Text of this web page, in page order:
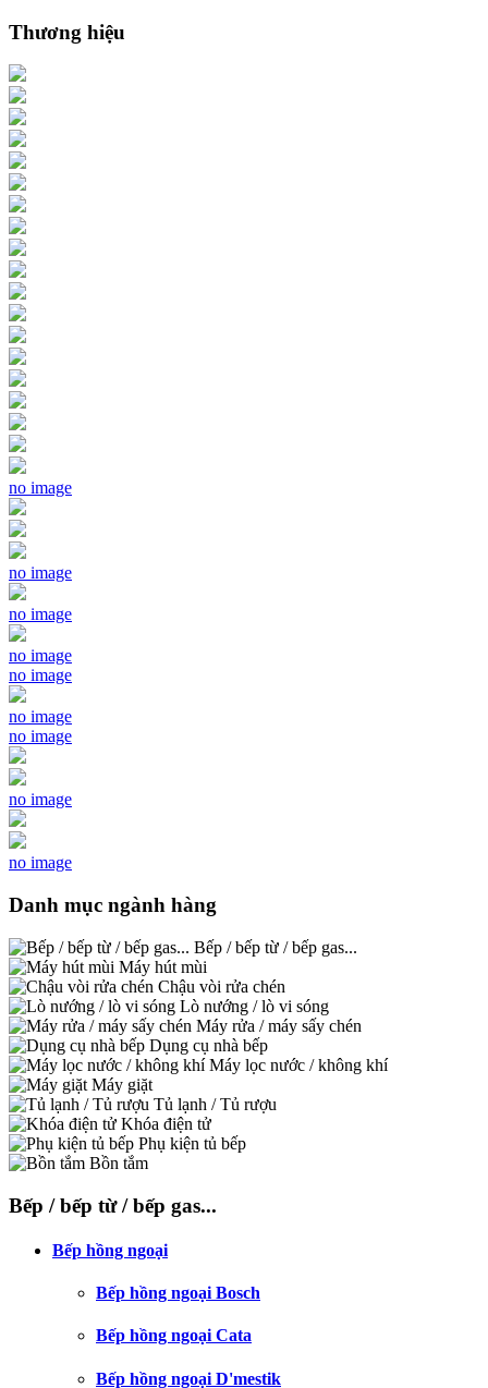
Thương hiệu
no image
no image
no image
no image
no image
no image
no image
no image
no image
Danh mục ngành hàng
Bếp / bếp từ / bếp gas...
Máy hút mùi
Chậu vòi rửa chén
Lò nướng / lò vi sóng
Máy rửa / máy sấy chén
Dụng cụ nhà bếp
Máy lọc nước / không khí
Máy giặt
Tủ lạnh / Tủ rượu
Khóa điện tử
Phụ kiện tủ bếp
Bồn tắm
Bếp / bếp từ / bếp gas...
Bếp hồng ngoại
Bếp hồng ngoại Bosch
Bếp hồng ngoại Cata
Bếp hồng ngoại D'mestik